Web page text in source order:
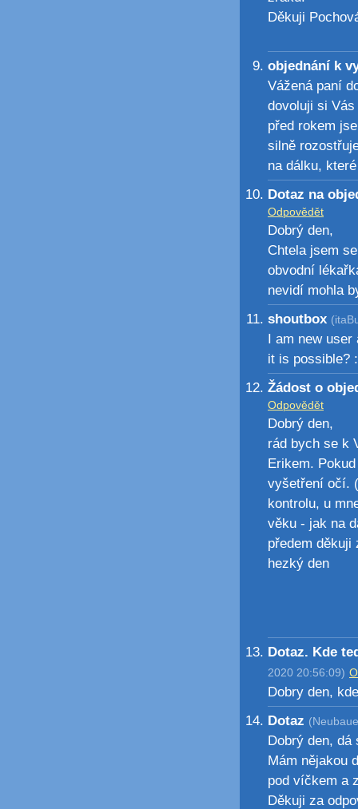
Děkuji
objednání k
Vážená paní
dovoluji si
před rokem
silně
na dálku,
Dotaz na
Odpovědět
Dobrý den,
Chtela jsem
obvodní
nevidí mohla
shoutbox
I am new
it is possible?
Žádost o
Odpovědět
Dobrý den,
rád bych se k
Erikem.
vyšetření očí.
kontrolu, u
věku - jak na
předem děkuji
hezký den
Dotaz. Kde
2020 20:56:09)
Dobry den,
Dotaz
Dobrý den, dá
Mám nějakou
pod víčkem a
Děkuji za